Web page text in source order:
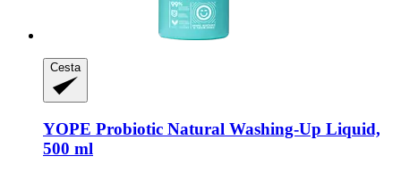
Cesta
YOPE Probiotic Natural Washing-​Up Liquid,
500 ml